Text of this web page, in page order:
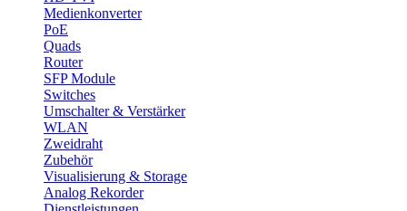
Medienkonverter
PoE
Quads
Router
SFP Module
Switches
Umschalter & Verstärker
WLAN
Zweidraht
Zubehör
Visualisierung & Storage
Analog Rekorder